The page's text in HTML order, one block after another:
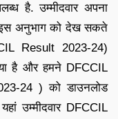
है. उम्मीदवार अपना
इस अनुभाग को देख सकते
Result 2023-24)
है और हमने DFCCIL
24 ) को डाउनलोड
उम्मीदवार DFCCIL